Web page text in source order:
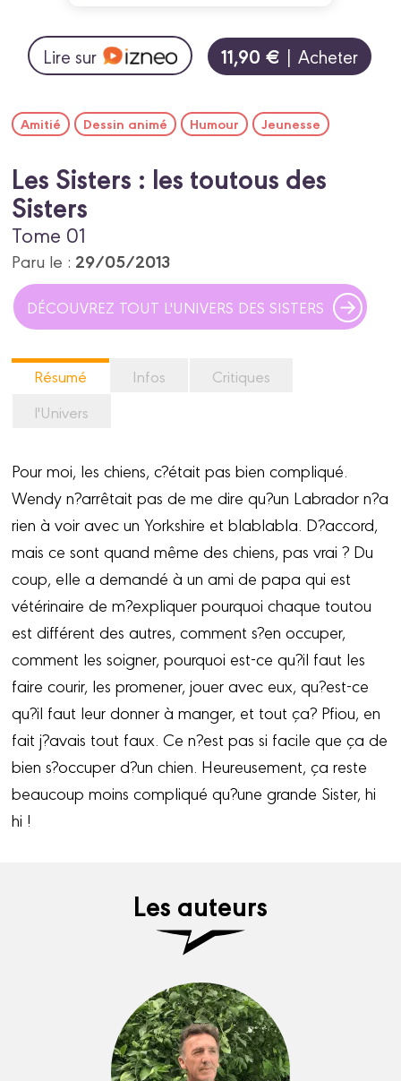
Lire sur 11,90 € | Acheter
Amitié Dessin animé Humour Jeunesse
Les Sisters : les toutous des
Sisters
Tome 01
Paru le : 29/05/2013
DÉCOUVREZ TOUT L'UNIVERS DES SISTERS
Résumé Infos
Critiques
l'Univers
Pour moi, les chiens, c?était pas bien compliqué.
Wendy n?arrêtait pas de me dire qu?un Labrador n?a
rien à voir avec un Yorkshire et blablabla. D?accord,
mais ce sont quand même des chiens, pas vrai ? Du
coup, elle a demandé à un ami de papa qui est
vétérinaire de m?expliquer pourquoi chaque toutou
est différent des autres, comment s?en occuper,
comment les soigner, pourquoi est-ce qu?il faut les
faire courir, les promener, jouer avec eux, qu?est-ce
qu?il faut leur donner à manger, et tout ça? Pfiou, en
fait j?avais tout faux. Ce n?est pas si facile que ça de
bien s?occuper d?un chien. Heureusement, ça reste
beaucoup moins compliqué qu?une grande Sister, hi
hi !
Les auteurs